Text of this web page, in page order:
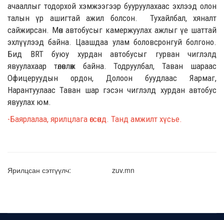
ачааллыг тодорхой хэмжээгээр бууруулахаас эхлээд олон
талын үр ашигтайажил болсон.
Тухайлбал, хяналт
сайжирсан. Мөн автобусыг камержуулах ажлыг үе шаттай
эхлүүлээд байна. Цаашдаа улам боловсронгуй болгоно.
Бид BRT буюу хурдан автобусыг гурван чиглэлд
явуулахаар төлөвлөж байна. Тодруулбал,Таван шараас
Офицеруудын ордон, Долоон буудлаас Яармаг,
НарантуулаасТаван шар гэсэн чиглэлд хурдан автобус
явуулах юм.
-Баярлалаа, ярилцлага өгсөнд. Танд амжилт хүсье.
Ярилцсан сэтгүүлч: zuv.mn